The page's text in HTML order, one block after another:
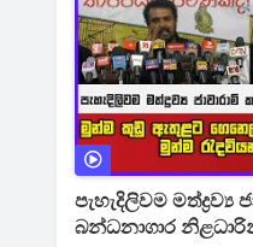
පැහැදිලිවම මත්ද්‍රව්‍ය
බන්ධනාගාර